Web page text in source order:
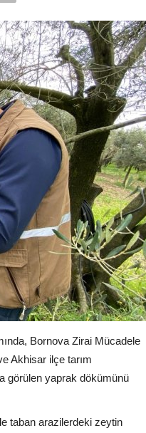
Bornova Zirai Mücadele
Akhisar ilçe tarım
görülen yaprak dökümünü
taban arazilerdeki zeytin